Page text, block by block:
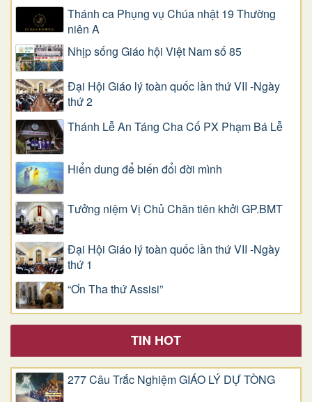
Thánh ca Phụng vụ Chúa nhật 19 Thường
niên A
Nhịp sống Giáo hội Việt Nam số 85
Đại Hội Giáo lý toàn quốc lần thứ VII -Ngày
thứ 2
Thánh Lễ An Táng Cha Cố PX Phạm Bá Lễ
Hiển dung để biến đổi đời mình
Tưởng niệm Vị Chủ Chăn tiên khởi GP.BMT
Đại Hội Giáo lý toàn quốc lần thứ VII -Ngày
thứ 1
“Ơn Tha thứ Assisi”
TIN HOT
277 Câu Trắc Nghiệm GIÁO LÝ DỰ TÒNG